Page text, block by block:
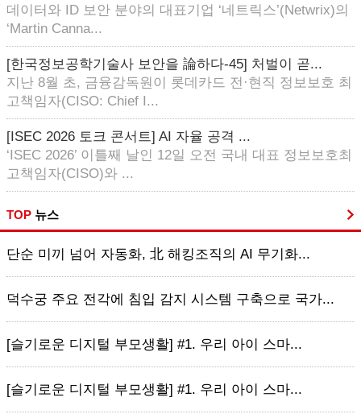
데이터와 ID 보안 분야의 대표기업 ‘네트릭스’(Netwrix)의
‘Martin Canna...
[한국정보공학기술사 보안을 論하다-45] 처벌이 곧...
지난 8월 초, 금융감독원이 롯데카드 전·현직 정보보호 최
고책임자(CISO: Chief I...
[ISEC 2026 토크 콘서트] AI 자율 공격 ...
‘ISEC 2026’ 이틀째 날인 12일 오전 국내 대표 정보보호최
고책임자(CISO)와 ...
TOP 뉴스
단순 미끼 넘어 자동화, 北 해킹조직의 AI 무기화...
덕수궁 주요 전각에 침입 감지 시스템 구축으로 국가...
[슬기로운 디지털 부모생활] #1. 우리 아이 스마...
[슬기로운 디지털 부모생활] #1. 우리 아이 스마...